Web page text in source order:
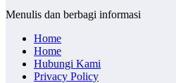
Menulis dan berbagi informasi
Home
Home
Hubungi Kami
Privacy Policy